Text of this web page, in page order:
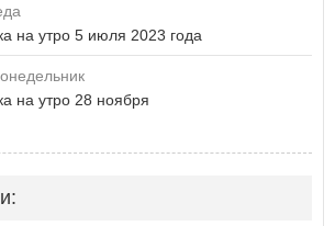
на утро 5 июля 2023 года
на утро 28 ноября